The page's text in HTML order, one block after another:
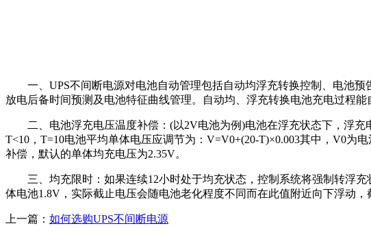
一、UPS不间断电源对电池自动管理包括自动均浮充转换控制、电池预
放电后备时间预测及电池特征曲线管理。自动均、浮充转换电池充电过程
二、电池浮充电压温度补偿：(以2V电池为例)电池在浮充状态下，浮充
T<10，T=10电池平均单体电压应调节为：V=V0+(20-T)×0.003其中，V0
补偿，默认的单体均充电压为2.35V。
三、均充限时：如果连续12小时处于均充状态，控制系统将强制转浮充
体电池1.8V，实际截止电压会随电池老化程度不同而在此值附近向下浮动
上一篇： 如何选购UPS不间断电源